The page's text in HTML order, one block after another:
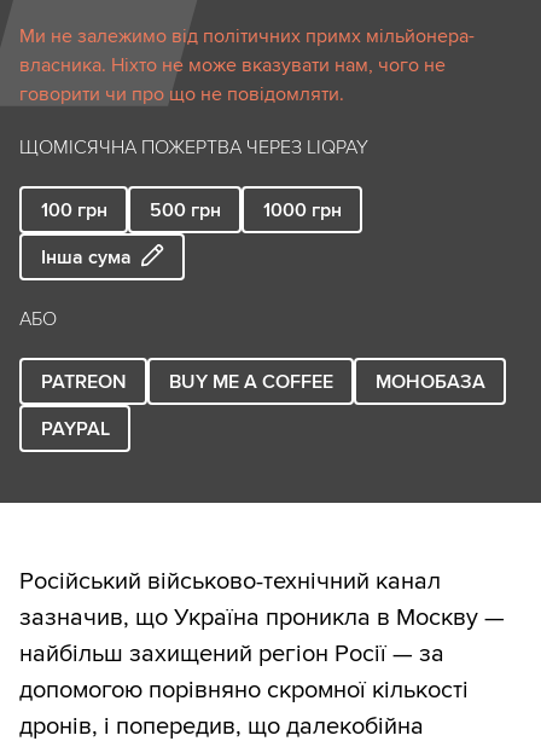
Ми не залежимо від політичних примх мільйонера-
власника. Ніхто не може вказувати нам, чого не
говорити чи про що не повідомляти.
ЩОМІСЯЧНА ПОЖЕРТВА ЧЕРЕЗ LIQPAY
100 грн 500 грн 1000 грн
Інша сума
АБО
PATREON BUY ME A COFFEE
МОНОБАЗА
PAYPAL
Російський військово-технічний канал
зазначив, що Україна проникла в Москву —
найбільш захищений регіон Росії — за
допомогою порівняно скромної кількості
дронів, і попередив, що далекобійна